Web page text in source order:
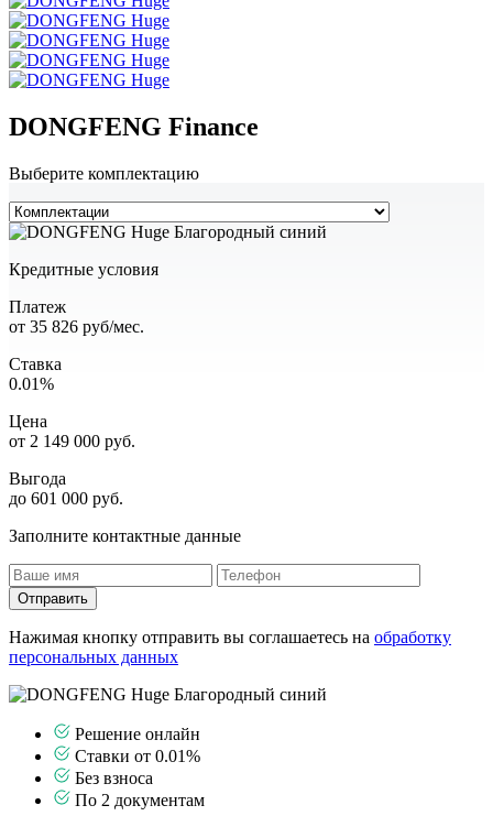
DONGFENG Finance
Выберите комплектацию
Кредитные условия
Платеж
от 35 826 руб/мес.
Ставка
0.01%
Цена
от 2 149 000 руб.
Выгода
до 601 000 руб.
Заполните контактные данные
Отправить
Нажимая кнопку отправить вы соглашаетесь на обработку
персональных данных
Решение онлайн
Ставки от 0.01%
Без взноса
По 2 документам